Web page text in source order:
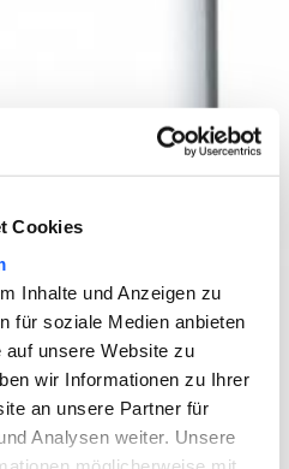
Cookies
Inhalte und Anzeigen zu
für soziale Medien anbieten
unsere Website zu
wir Informationen zu Ihrer
an unsere Partner für
Analysen weiter. Unsere